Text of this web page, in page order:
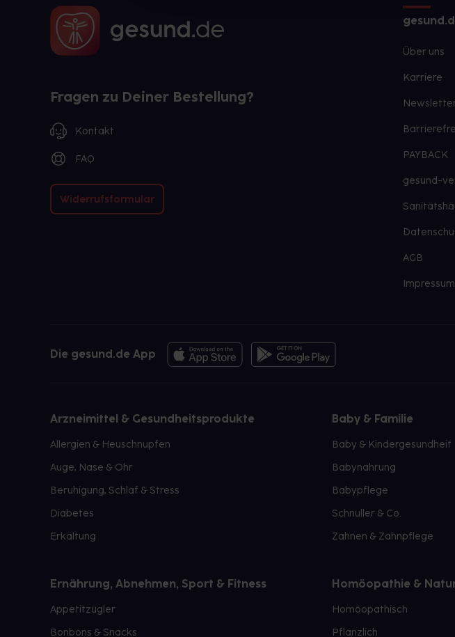
Fragen zu Deiner Bestellung?
Kontakt
FAQ
Widerrufsformular
Über uns
Karriere
PAYBACK
gesund-
AGB
Impressum
Die gesund.de App
Arzneimittel & Gesundheitsprodukte
Allergien & Heuschnupfen
Auge, Nase & Ohr
Beruhigung, Schlaf & Stress
Diabetes
Erkältung
Baby & Familie
Baby & Kindergesundheit
Babynahrung
Babypflege
Schnuller & Co.
Zahnen & Zahnpflege
Ernährung, Abnehmen, Sport & Fitness
Appetitzügler
Bonbons & Snacks
Homöopathie &
Homöopathisch
Pflanzlich